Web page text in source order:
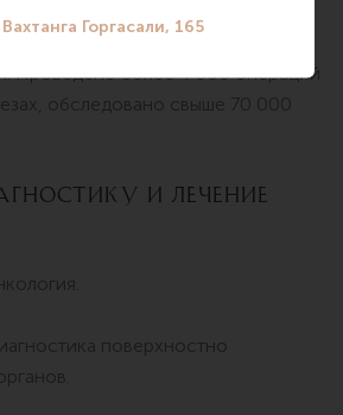
стаж — 25 лет, в том числе 20
Проведено более 4 000 операций
обследовано свыше 70 000
и лечение
поверхностно